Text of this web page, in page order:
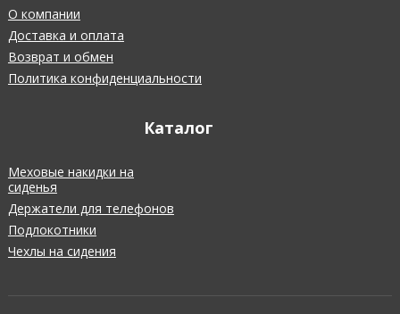
О компании
Доставка и оплата
Возврат и обмен
Политика конфиденциальности
Каталог
Меховые накидки на
сиденья
Держатели для телефонов
Подлокотники
Чехлы на сидения